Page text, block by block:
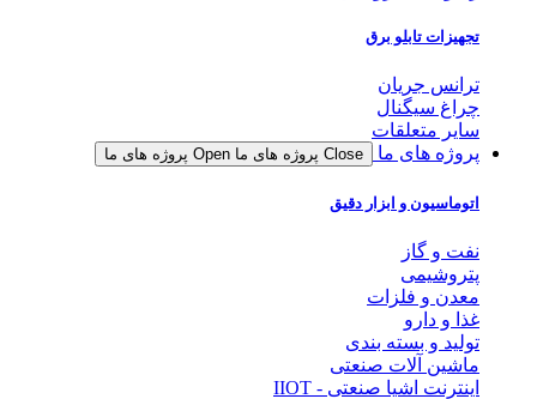
تجهیزات تابلو برق
ترانس جریان
چراغ سیگنال
سایر متعلقات
پروژه های ما
Close پروژه های ما Open پروژه های ما
اتوماسیون و ابزار دقیق
نفت و گاز
پتروشیمی
معدن و فلزات
غذا و دارو
تولید و بسته بندی
ماشین آلات صنعتی
اینترنت اشیا صنعتی - IIOT